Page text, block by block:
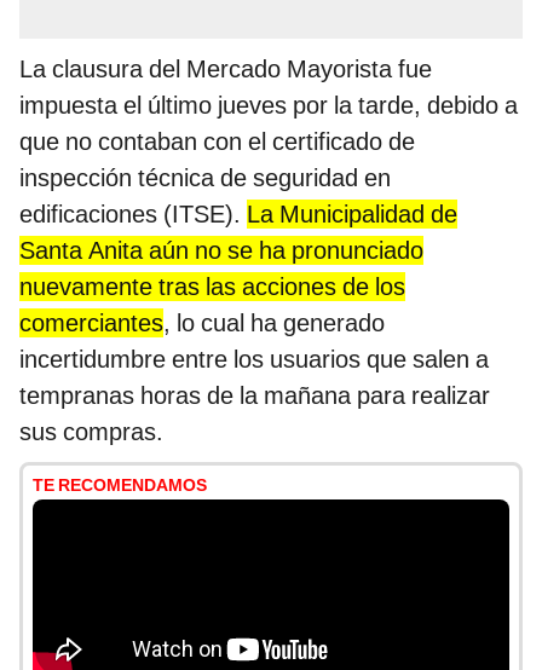
La clausura del Mercado Mayorista fue
impuesta el último jueves por la tarde, debido a
que no contaban con el certificado de
inspección técnica de seguridad en
edificaciones (ITSE). La Municipalidad de
Santa Anita aún no se ha pronunciado
nuevamente tras las acciones de los
comerciantes, lo cual ha generado
incertidumbre entre los usuarios que salen a
tempranas horas de la mañana para realizar
sus compras.
TE RECOMENDAMOS